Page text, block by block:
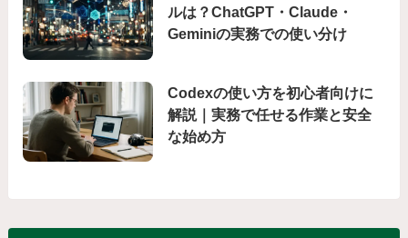
ルは？ChatGPT・Claude・
Geminiの実務での使い分け
Codexの使い方を初心者向けに
解説｜実務で任せる作業と安全
な始め方